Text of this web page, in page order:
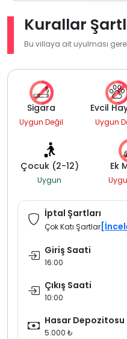
Kurallar
Bu villaya ait uyulması
Sigara
Uygun Değil
Evcil
Uygun
Çocuk (2-12)
Uygun
Ek
İptal Şartları
Çok Katı Şartlar
Giriş Saati
16:00
Çıkış Saati
10:00
Hasar Depozitosu
5.000 ₺